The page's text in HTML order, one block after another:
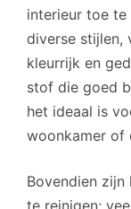
interieur toe te
diverse stijlen,
kleurrijk en
stof die goed
het ideaal is
woonkamer of
Bovendien
te reinigen;